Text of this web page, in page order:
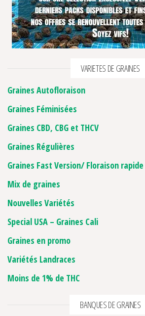
VARIETES DE GRAINES
Graines Autofloraison
Graines Féminisées
Graines CBD, CBG et THCV
Graines Régulières
Graines Fast Version/ Floraison rapide
Mix de graines
Nouvelles Variétés
Special USA – Graines Cali
Graines en promo
Variétés Landraces
Moins de 1% de THC
BANQUES DE GRAINES